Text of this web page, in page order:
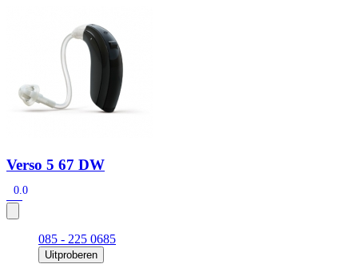
Snel zoeken
Signia hoortoestellen
Signia Pure BCT IX
Allure AI
Audio Service R LI 7
HoortoestelbatterijenWidex filters
Bekijk
Verso 5 67 DW
0.0
085 - 225 0685
Uitproberen